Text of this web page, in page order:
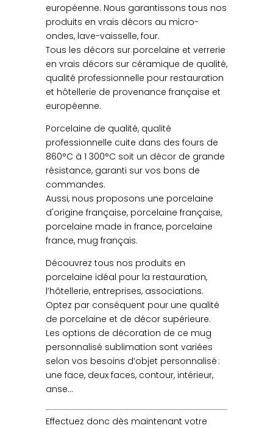
européenne. Nous garantissons tous nos
produits en vrais décors au micro-
ondes, lave-vaisselle, four.
Tous les décors sur porcelaine et verrerie
en vrais décors sur céramique de qualité,
qualité professionnelle pour restauration
et hôtellerie de provenance française et
européenne.
Porcelaine de qualité, qualité
professionnelle cuite dans des fours de
860°C à 1 300°C soit un décor de grande
résistance, garanti sur vos bons de
commandes.
Aussi, nous proposons une porcelaine
d'origine française, porcelaine française,
porcelaine made in france, porcelaine
france, mug français.
Découvrez tous nos produits en
porcelaine idéal pour la restauration,
l’hôtellerie, entreprises, associations.
Optez par conséquent pour une qualité
de porcelaine et de décor supérieure.
Les options de décoration de ce mug
personnalisé sublimation sont variées
selon vos besoins d’objet personnalisé :
une face, deux faces, contour, intérieur,
anse…
Effectuez donc dès maintenant votre